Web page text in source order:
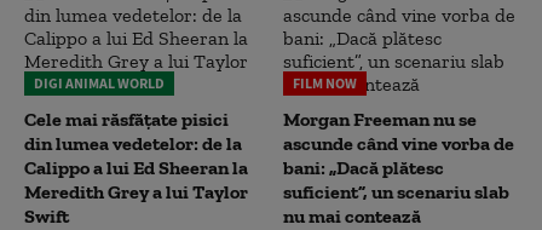
DIGI ANIMAL WORLD
Cele mai răsfățate pisici
din lumea vedetelor: de la
Calippo a lui Ed Sheeran la
Meredith Grey a lui Taylor
Swift
FILM NOW
Morgan Freeman nu se
ascunde când vine vorba de
bani: „Dacă plătesc
suficient”, un scenariu slab
nu mai contează